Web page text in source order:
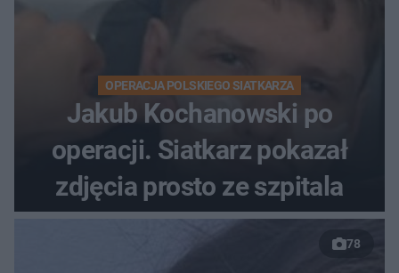
OPERACJA POLSKIEGO SIATKARZA
Jakub Kochanowski po
operacji. Siatkarz pokazał
zdjęcia prosto ze szpitala
78